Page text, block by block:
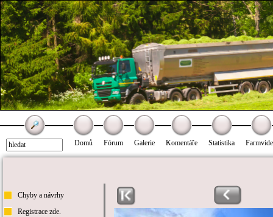
Domů Fórum Galerie Komentáře Statistika
Chyby a návrhy
Registrace zde.